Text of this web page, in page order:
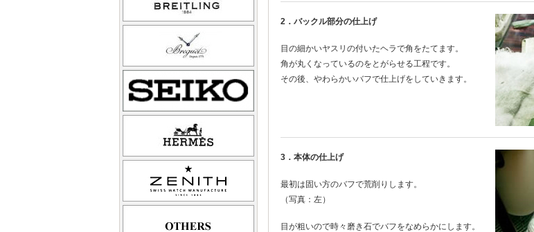
2．バックル部分の仕上げ
目の細かいヤスリの付いたヘラで角をたてます。
角が丸くなっているのをとがらせる工程です。
その後、やわらかいバフで仕上げをしていきます。
3．本体の仕上げ
最初は固い方のバフで荒削りします。
（写真：左）
目が粗いので時々磨き石でバフをなめらかにします。